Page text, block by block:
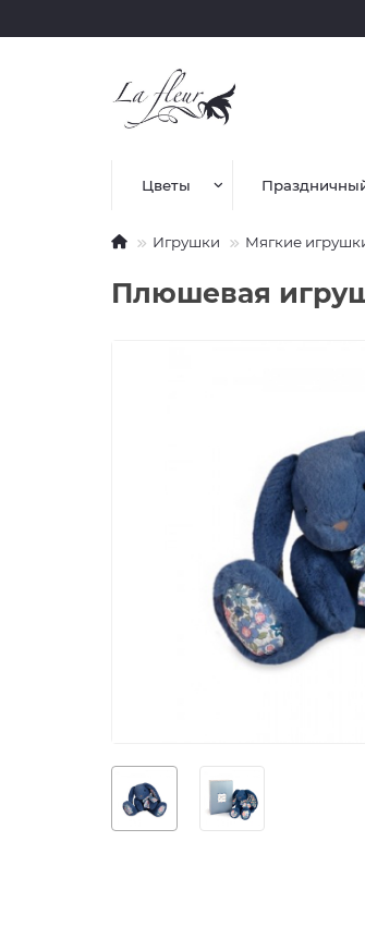
Цветы
Игрушки Мягкие
Плюшевая